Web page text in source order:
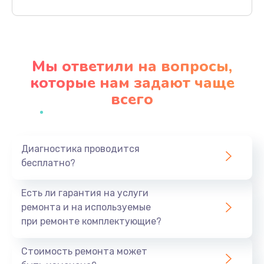
Заказать
Профилактическая чистка
Заказать
1440 руб.
Мы ответили на вопросы,
которые нам задают чаще
всего
Диагностика проводится
бесплатно?
Есть ли гарантия на услуги
ремонта и на используемые
при ремонте комплектующие?
Стоимость ремонта может